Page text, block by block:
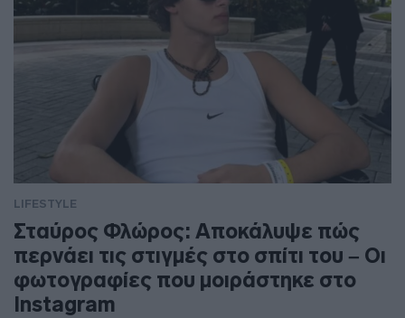
LIFESTYLE
Σταύρος Φλώρος: Αποκάλυψε πώς
περνάει τις στιγμές στο σπίτι του – Οι
φωτογραφίες που μοιράστηκε στο
Instagram